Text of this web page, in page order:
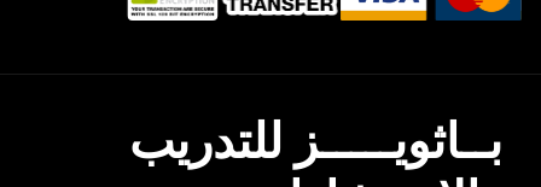
بــاثويـــــز للتدريب